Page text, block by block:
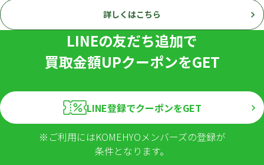
詳しくはこちら
LINEの友だち追加で
買取金額UPクーポンをGET
LINE登録でクーポンをGET
※ご利用にはKOMEHYOメンバーズの登録が
条件となります。